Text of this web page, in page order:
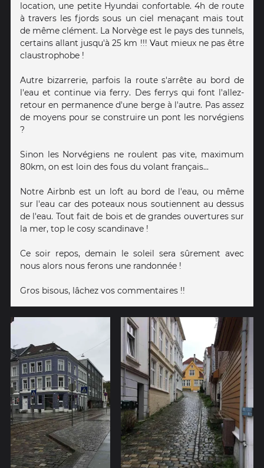
location, une petite Hyundai confortable. 4h de route
à travers les fjords sous un ciel menaçant mais tout
de même clément. La Norvège est le pays des tunnels,
certains allant jusqu'à 25 km !!! Vaut mieux ne pas être
claustrophobe !
Autre bizarrerie, parfois la route s'arrête au bord de
l'eau et continue via ferry. Des ferrys qui font l'allez-
retour en permanence d'une berge à l'autre. Pas assez
de moyens pour se construire un pont les norvégiens
?
Sinon les Norvégiens ne roulent pas vite, maximum
80km, on est loin des fous du volant français...
Notre Airbnb est un loft au bord de l'eau, ou même
sur l'eau car des poteaux nous soutiennent au dessus
de l'eau. Tout fait de bois et de grandes ouvertures sur
la mer, top le cosy scandinave !
Ce soir repos, demain le soleil sera sûrement avec
nous alors nous ferons une randonnée !
Gros bisous, lâchez vos commentaires !!